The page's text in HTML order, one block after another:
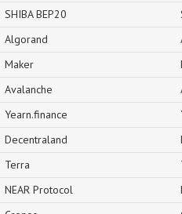
SHIBA BEP20
Algorand
Maker
Avalanche
Yearn.finance
Decentraland
Terra
NEAR Protocol